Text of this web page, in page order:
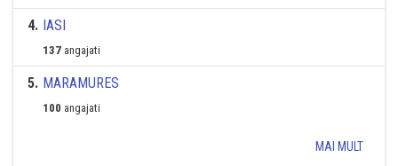
4. IASI
137 angajati
5. MARAMURES
100 angajati
MAI MULT